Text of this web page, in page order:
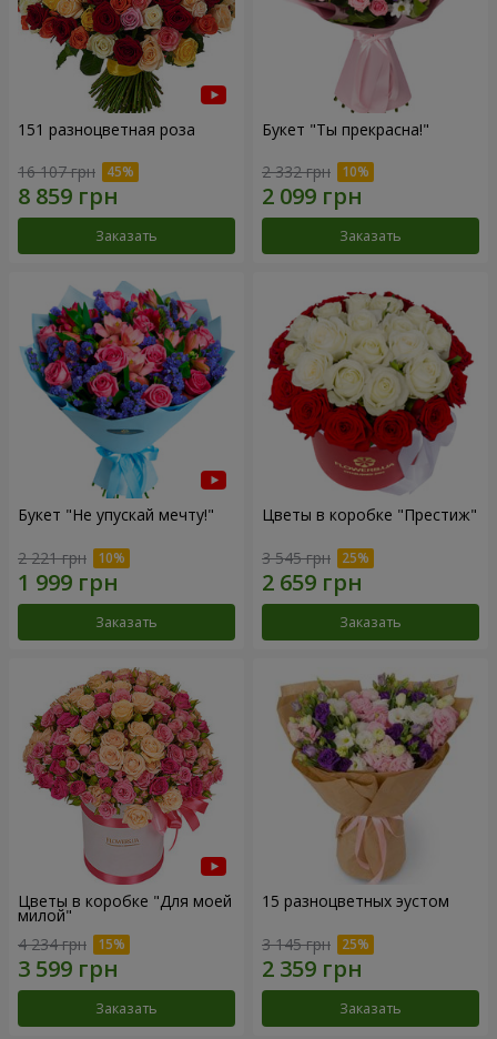
151 разноцветная роза
16 107 грн
Заказать
Букет "Ты прекрасна!"
2 332 грн
Заказать
Букет "Не упускай мечту!"
2 221 грн
Заказать
Цветы в коробке "Престиж"
3 545 грн
Заказать
Цветы в коробке "Для моей
милой"
4 234 грн
Заказать
15 разноцветных эустом
3 145 грн
Заказать